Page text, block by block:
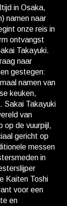
in Osaka,
namen naar
onze reis in
ontvangst
Takayuki.
naar
gestegen:
namen van
keuken,
Sakai Takayuki
van
op de vuurpijl,
gericht op
messen
in
Kaiten Toshi
voor een
en